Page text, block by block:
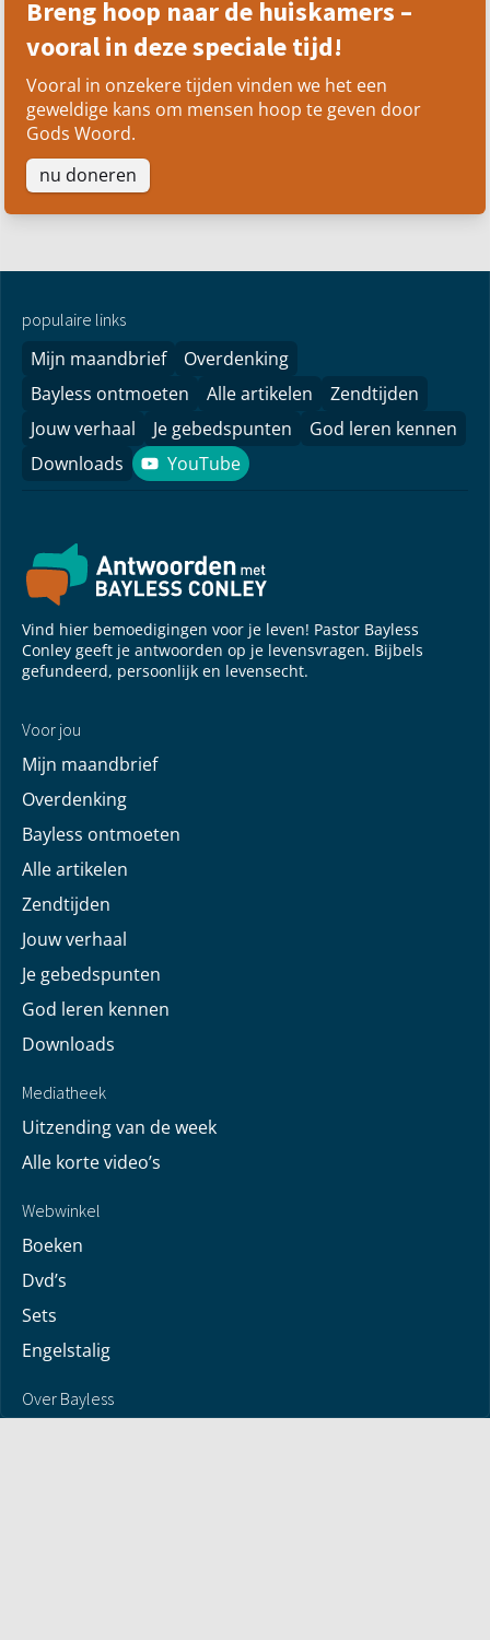
Breng hoop naar de huiskamers –
vooral in deze speciale tijd!
Vooral in onzekere tijden vinden we het een
geweldige kans om mensen hoop te geven door
Gods Woord.
nu doneren
populaire links
Mijn maandbrief
Overdenking
Bayless ontmoeten
Alle artikelen
Zendtijden
Jouw verhaal
Je gebedspunten
God leren kennen
Downloads
YouTube
YouTube
Vind hier bemoedigingen voor je leven! Pastor Bayless
Conley geeft je antwoorden op je levensvragen. Bijbels
gefundeerd, persoonlijk en levensecht.
Voor jou
Mijn maandbrief
Overdenking
Bayless ontmoeten
Alle artikelen
Zendtijden
Jouw verhaal
Je gebedspunten
God leren kennen
Downloads
Mediatheek
Uitzending van de week
Alle korte video’s
Webwinkel
Boeken
Dvd’s
Sets
Engelstalig
Over Bayless